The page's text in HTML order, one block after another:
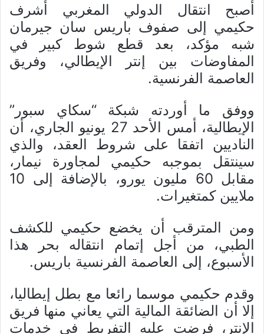
أصبح انتقال الدولي المغربي أشرف
حكيمي إلى صفوف باريس سان جيرمان
شبه مؤكد، بعد قطع شوط كبير في
المفاوضات بين إنتر الإيطالي، وفريق
العاصمة الفرنسية.
ووفق ما أوردته شبكة “سكاي سبور”
الإيطالية، أمس الأحد 27 يونيو الجاري، أن
الناديين اتفقا على شروط العقد، والذي
سينتقل بموجبه حكيمي لمجاورة نيمار،
مقابل 60 مليون يورو، بالإضافة إلى 10
ملايين كمتغيرات.
ومن المترقب أن يخضع حكيمي للكشف
الطبي، من أجل إتمام انتقاله بحر هذا
الأسبوع، إلى العاصمة الفرنسية باريس.
وقدم حكيمي موسما رائعا مع بطل إيطاليا،
إلا أن الضائقة المالية التي يعاني منها فريق
الإنتر، فرضت عليه التفريط في خدمات